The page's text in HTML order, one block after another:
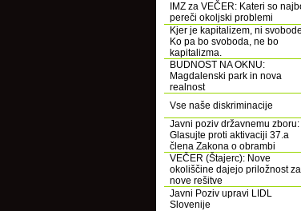
IMZ za VEČER: Kateri so
pereči okoljski problemi
Kjer je kapitalizem, ni
Ko pa bo svoboda, ne bo
kapitalizma.
BUDNOST NA OKNU:
Magdalenski park in nova
realnost
Vse naše diskriminacije
Javni poziv državnemu zboru:
Glasujte proti aktivaciji 37.a
člena Zakona o obrambi
VEČER (Štajerc): Nove
okoliščine dajejo priložnost za
nove rešitve
Javni Poziv upravi LIDL
Slovenije